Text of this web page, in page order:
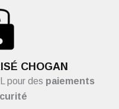
CHOGAN
pour des paiements